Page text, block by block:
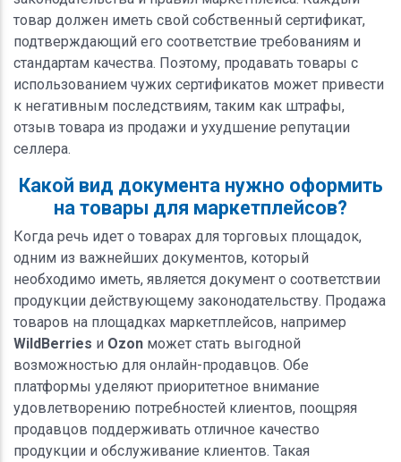
товар должен иметь свой собственный сертификат,
подтверждающий его соответствие требованиям и
стандартам качества. Поэтому, продавать товары с
использованием чужих сертификатов может привести
к негативным последствиям, таким как штрафы,
отзыв товара из продажи и ухудшение репутации
селлера.
Какой вид документа нужно оформить
на товары для маркетплейсов?
Когда речь идет о товарах для торговых площадок,
одним из важнейших документов, который
необходимо иметь, является документ о соответствии
продукции действующему законодательству. Продажа
товаров на площадках маркетплейсов, например
WildBerries и Ozon может стать выгодной
возможностью для онлайн-продавцов. Обе
платформы уделяют приоритетное внимание
удовлетворению потребностей клиентов, поощряя
продавцов поддерживать отличное качество
продукции и обслуживание клиентов. Такая